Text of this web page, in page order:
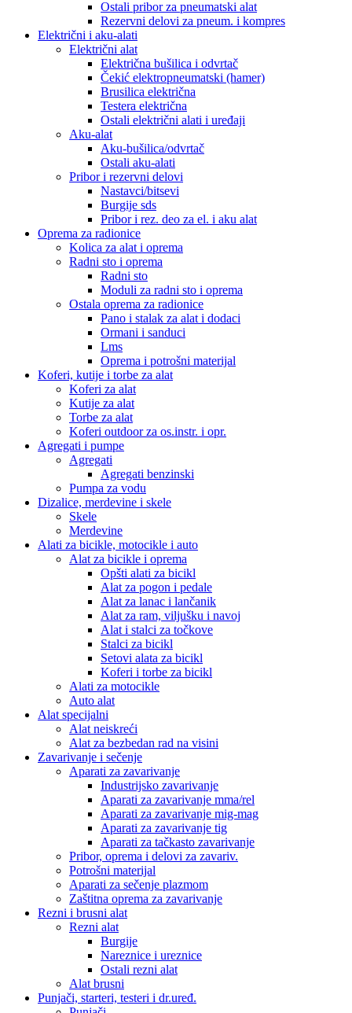
Ostali pribor za pneumatski alat
Rezervni delovi za pneum. i kompres
Električni i aku-alati
Električni alat
Električna bušilica i odvrtač
Čekić elektropneumatski (hamer)
Brusilica električna
Testera električna
Ostali električni alati i uređaji
Aku-alat
Aku-bušilica/odvrtač
Ostali aku-alati
Pribor i rezervni delovi
Nastavci/bitsevi
Burgije sds
Pribor i rez. deo za el. i aku alat
Oprema za radionice
Kolica za alat i oprema
Radni sto i oprema
Radni sto
Moduli za radni sto i oprema
Ostala oprema za radionice
Pano i stalak za alat i dodaci
Ormani i sanduci
Lms
Oprema i potrošni materijal
Koferi, kutije i torbe za alat
Koferi za alat
Kutije za alat
Torbe za alat
Koferi outdoor za os.instr. i opr.
Agregati i pumpe
Agregati
Agregati benzinski
Pumpa za vodu
Dizalice, merdevine i skele
Skele
Merdevine
Alati za bicikle, motocikle i auto
Alat za bicikle i oprema
Opšti alati za bicikl
Alat za pogon i pedale
Alat za lanac i lančanik
Alat za ram, viljušku i navoj
Alat i stalci za točkove
Stalci za bicikl
Setovi alata za bicikl
Koferi i torbe za bicikl
Alati za motocikle
Auto alat
Alat specijalni
Alat neiskreći
Alat za bezbedan rad na visini
Zavarivanje i sečenje
Aparati za zavarivanje
Industrijsko zavarivanje
Aparati za zavarivanje mma/rel
Aparati za zavarivanje mig-mag
Aparati za zavarivanje tig
Aparati za tačkasto zavarivanje
Pribor, oprema i delovi za zavariv.
Potrošni materijal
Aparati za sečenje plazmom
Zaštitna oprema za zavarivanje
Rezni i brusni alat
Rezni alat
Burgije
Nareznice i ureznice
Ostali rezni alat
Alat brusni
Punjači, starteri, testeri i dr.uređ.